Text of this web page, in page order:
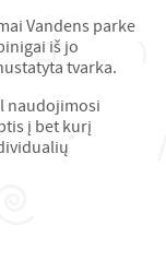
Vandens parke
iš jo
tvarka.
naudojimosi
į bet kurį